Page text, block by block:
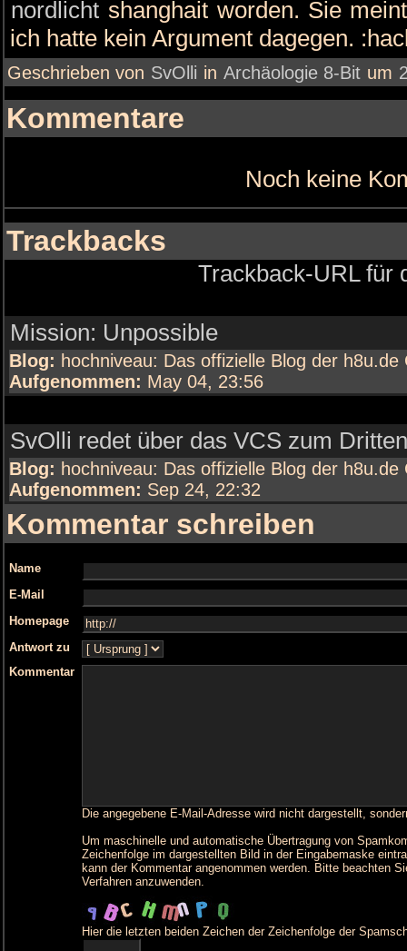
nordlicht shanghait worden. Sie
ich hatte kein Argument dagegen.
Geschrieben von SvOlli in Archäologie 8-Bit um
Kommentare
Noch keine
Trackbacks
Trackback-URL für
Mission: Unpossible
Blog: hochniveau: Das offizielle Blog der h8u.de
Aufgenommen: May 04, 23:56
SvOlli redet über das VCS zum
Blog: hochniveau: Das offizielle Blog der h8u.de
Aufgenommen: Sep 24, 22:32
Kommentar schreiben
Name
E-Mail
Homepage
Antwort zu
Kommentar
Die angegebene E-Mail-Adresse wird nicht dargestellt,
Um maschinelle und automatische Übertragung von
Zeichenfolge im dargestellten Bild in der Eingabemaske
kann der Kommentar angenommen werden. Bitte beachten
Verfahren anzuwenden.
Hier die letzten beiden Zeichen der Zeichenfolge der